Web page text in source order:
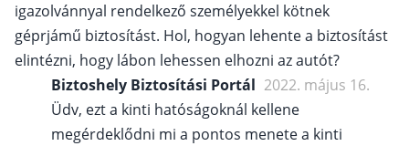
igazolvánnyal rendelkező személyekkel kötnek
géprjámű biztosítást. Hol, hogyan lehente a biztosítást
elintézni, hogy lábon lehessen elhozni az autót?
Biztoshely Biztosítási Portál 2022. május 16.
Üdv, ezt a kinti hatóságoknál kellene
megérdeklődni mi a pontos menete a kinti